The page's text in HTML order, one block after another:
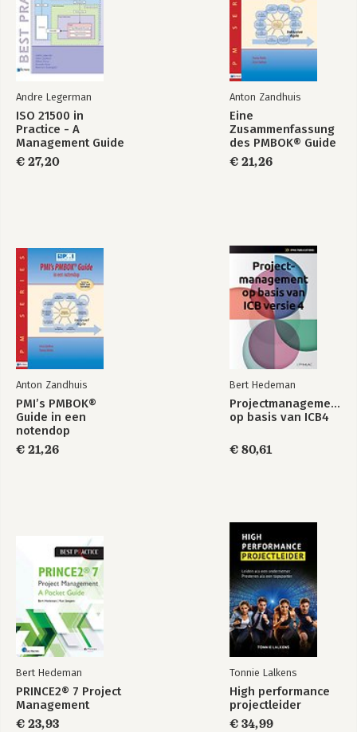
Andre Legerman
ISO 21500 in
Practice - A
Management Guide
€ 27,20
Anton Zandhuis
Eine
Zusammenfassung
des PMBOK® Guide
– Kurz und bündig
€ 21,26
Anton Zandhuis
PMI’s PMBOK®
Guide in een
notendop
€ 21,26
Bert Hedeman
Projectmanagement
op basis van ICB4
€ 80,61
Bert Hedeman
PRINCE2® 7 Project
Management
€ 23,93
Tonnie Lalkens
High performance
projectleider
€ 34,99